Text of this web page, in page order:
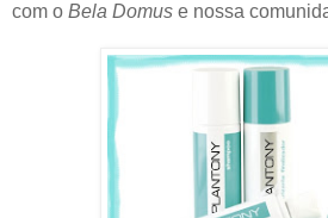
com o Bela Domus e nossa